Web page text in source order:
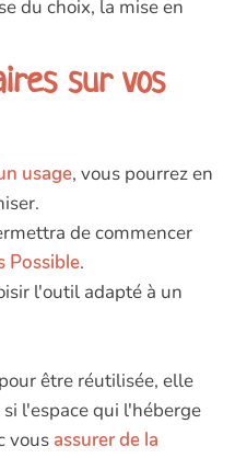
du choix, la mise en
sur vos
usage, vous pourrez en
de commencer
Possible.
l'outil adapté à un
être réutilisée, elle
l'espace qui l'héberge
vous assurer de la